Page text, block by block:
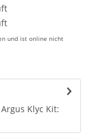
und ist online nicht
Klyc Kit: